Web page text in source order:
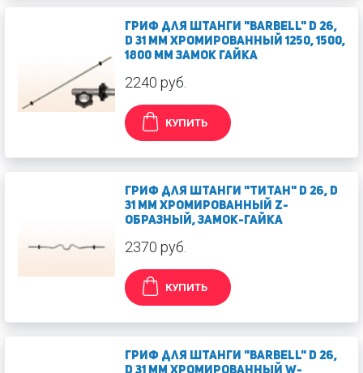
Гриф для штанги "Barbell" d 26,
d 31 мм хромированный 1250, 1500,
1800 мм замок гайка
2240 руб.
КУПИТЬ
Гриф для штанги "Титан" d 26, d
31 мм хромированный Z-
образный, замок-гайка
2370 руб.
КУПИТЬ
Гриф для штанги "Barbell" d 26,